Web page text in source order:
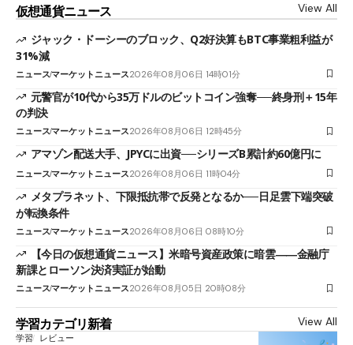
仮想通貨ニュース View All
ジャック・ドーシーのブロック、Q2好決算もBTC事業粗利益が
31%減
ニュースマーケットニュース2026年08月06日 14時01分
元警官が10代から35万ドルのビットコイン強奪──終身刑＋15年
の判決
ニュースマーケットニュース2026年08月06日 12時45分
アマゾン配送大手、JPYCに出資──シリーズB累計約60億円に
ニュースマーケットニュース2026年08月06日 11時04分
メタプラネット、下限抵抗帯で反発となるか──日足雲下端突破
が転換条件
ニュースマーケットニュース2026年08月06日 08時10分
【今日の仮想通貨ニュース】米暗号資産政策に暗雲――金融庁
新課とローソン決済実証が始動
ニュースマーケットニュース2026年08月05日 20時08分
学習カテゴリ新着 View All
学習 レビュー